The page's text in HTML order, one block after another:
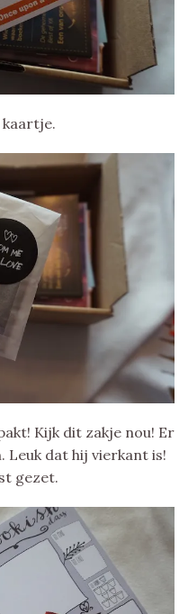
kaartje.
Kijk dit zakje nou! Er
Leuk dat hij vierkant is!
gezet.